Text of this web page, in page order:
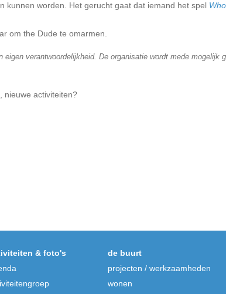
kunnen worden. Het gerucht gaat dat iemand het spel
om the Dude te omarmen.
verantwoordelijkheid. De organisatie wordt mede mogelijk
nieuwe activiteiten?
& foto's de buurt
projecten / werkzaamheden
wonen